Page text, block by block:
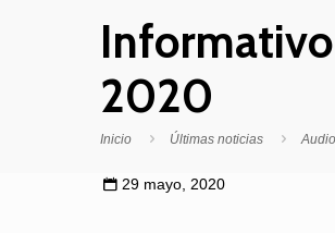
2020
Inicio Últimas noticias
29 mayo, 2020